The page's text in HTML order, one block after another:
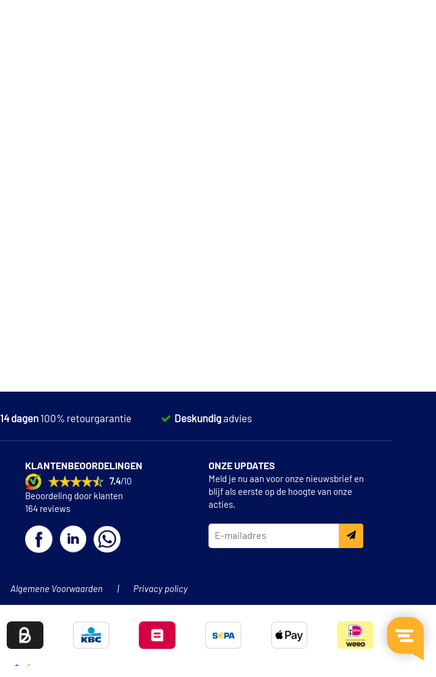
14 dagen 100% retourgarantie Deskundigadvies
KLANTENBEOORDELINGEN
7.4/10
Beoordeling door klanten
164 reviews
ONZE UPDATES
Meld je nu aan voor onze nieuwsbrief en
blijf als eerste op de hoogte van onze
acties.
Algemene Voorwaarden Privacy policy